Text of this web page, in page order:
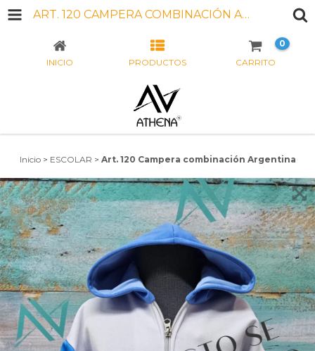
ART. 120 CAMPERA COMBINACIÓN ARGENTINA
INICIO PRODUCTOS CARRITO
0
Inicio > ESCOLAR > Art. 120 Campera combinación Argentina